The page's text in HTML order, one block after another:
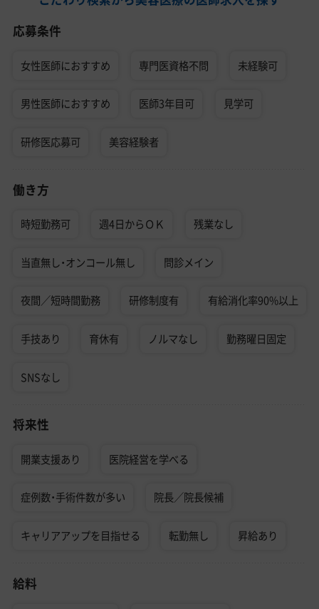
応募条件
女性医師におすすめ 専門医資格不問 未経験可
男性医師におすすめ 医師3年目可 見学可
研修医応募可 美容経験者
働き方
時短勤務可 週4日からＯＫ 残業なし
当直無し・オンコール無し 問診メイン
夜間／短時間勤務 研修制度有 有給消化率90%以上
手技あり 育休有 ノルマなし 勤務曜日固定
SNSなし
将来性
開業支援あり 医院経営を学べる
症例数・手術件数が多い 院長／院長候補
キャリアアップを目指せる 転勤無し 昇給あり
給料